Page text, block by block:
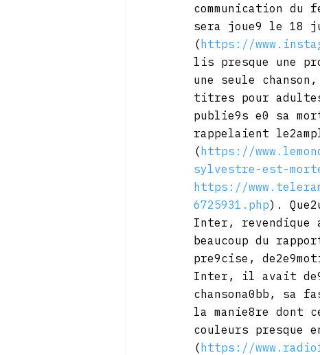
communication
sera joue9 le 18
( https://
lis presque une
une seule chanson,
titres pour
publie9s e0 sa
rappelaient
( https://
sylvestre-est-
https://
6725931.php).
Inter, revendique
beaucoup du
pre9cise,
Inter, il avait
chansona0bb, sa
la manie8re dont
couleurs presque
( https://